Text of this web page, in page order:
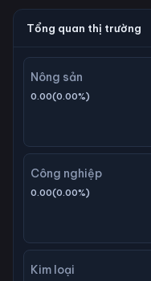
Tổng quan thị trường
Nông sản
0.00(0.00%)
Công nghiệp
0.00(0.00%)
Kim loại